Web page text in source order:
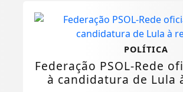
POLÍTICA
Federação PSOL-Rede
à candidatura de Lula